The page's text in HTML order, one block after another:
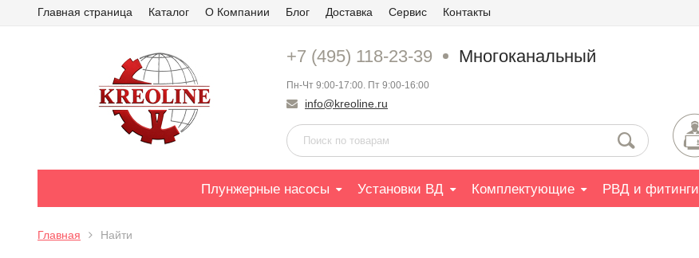
Главная страница Каталог О Компании Блог Доставка Сервис Контакты
+7 (495) 118-23-39 Многоканальный
Пн-Чт 9:00-17:00. Пт 9:00-16:00
info@kreoline.ru
Плунжерные насосы Установки ВД Комплектующие РВД и фитинги
Главная Найти